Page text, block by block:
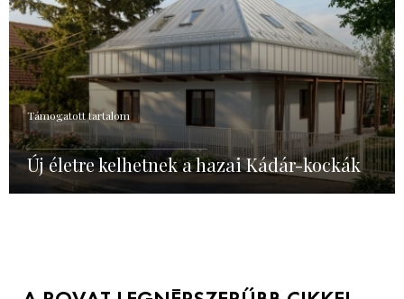
Támogatott tartalom
Új életre kelhetnek a hazai Kádár-kockák